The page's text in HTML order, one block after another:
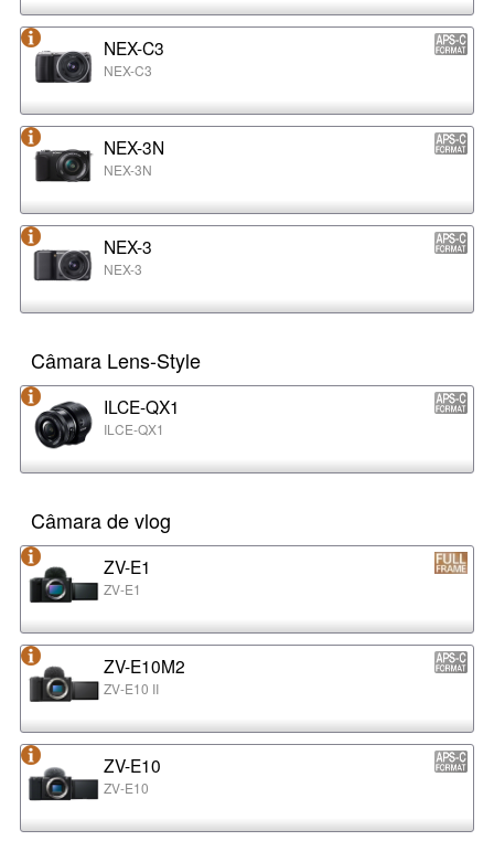
NEX-C3
NEX-C3
NEX-3N
NEX-3N
NEX-3
NEX-3
Câmara Lens-Style
ILCE-QX1
ILCE-QX1
Câmara de vlog
ZV-E1
ZV-E1
ZV-E10M2
ZV-E10 II
ZV-E10
ZV-E10